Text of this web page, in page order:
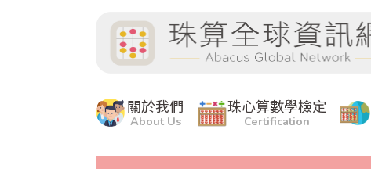
關於我們
About Us
珠心算數學檢定
Certification